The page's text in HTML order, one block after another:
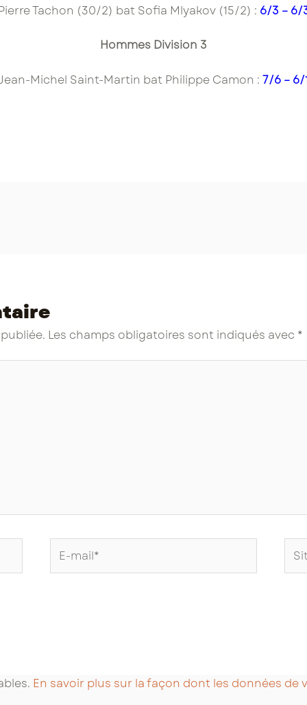
Tachon (30/2) bat Sofia Mlyakov (15/2) : 6/3 – 6/
Hommes Division 3
Michel Saint-Martin bat Philippe Camon : 7/6 – 6/
Les champs obligatoires sont indiqués avec *
mail*
En savoir plus sur la façon dont les données